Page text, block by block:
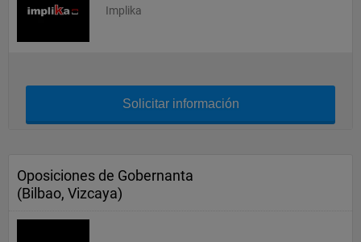
Implika
Solicitar información
Oposiciones de Gobernanta
(Bilbao, Vizcaya)